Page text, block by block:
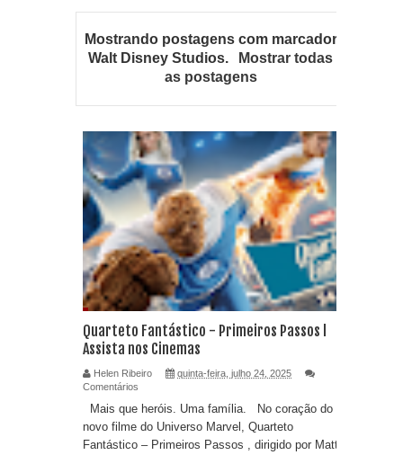
Mostrando postagens com marcador
Walt Disney Studios.
Mostrar todas
as postagens
Quarteto Fantástico - Primeiros Passos l
Assista nos Cinemas
Helen Ribeiro
quinta-feira, julho 24, 2025
Comentários
Mais que heróis. Uma família. No coração do
novo filme do Universo Marvel, Quarteto
Fantástico – Primeiros Passos , dirigido por Matt